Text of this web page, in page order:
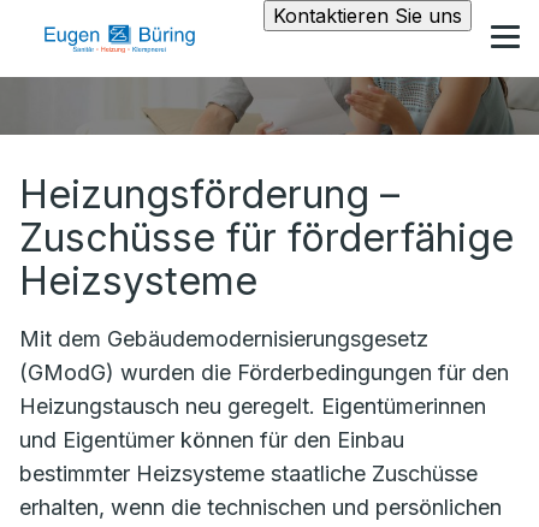
Kontaktieren Sie uns
Heizungsförderung –
Zuschüsse für förderfähige
Heizsysteme
Mit dem Gebäudemodernisierungsgesetz
(GModG) wurden die Förderbedingungen für den
Heizungstausch neu geregelt. Eigentümerinnen
und Eigentümer können für den Einbau
bestimmter Heizsysteme staatliche Zuschüsse
erhalten, wenn die technischen und persönlichen